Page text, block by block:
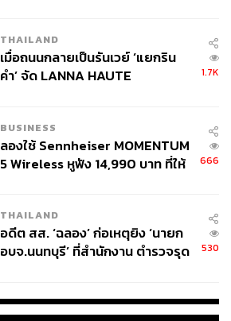
THAILAND
เมื่อถนนกลายเป็นรันเวย์ ‘แยกริน
คำ’ จัด LANNA HAUTE
1.7K
BUSINESS
ลองใช้ Sennheiser MOMENTUM
5 Wireless หูฟัง 14,990 บาท ที่ให้
666
THAILAND
อดีต สส. ‘ฉลอง’ ก่อเหตุยิง ‘นายก
อบจ.นนทบุรี’ ที่สำนักงาน ตำรวจรุด
530